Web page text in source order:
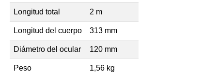
Longitud total 2 m
Longitud del cuerpo 313 mm
Diámetro del ocular 120 mm
Peso 1,56 kg